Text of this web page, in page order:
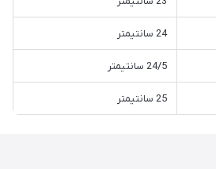
24 سانتیمتر
24/5 سانتیمتر
25 سانتیمتر